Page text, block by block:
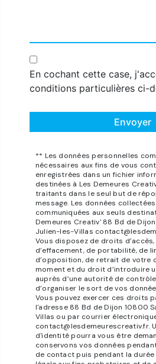
En cochant cette case,
conditions particulières ci-
Envoyer
** Les données personnelles
nécessaires aux fins de vous
enregistrées dans un fichier
destinées à Les Demeures
traitants dans le seul but de
message. Les données
communiquées aux seuls
Demeures Creativ' 88 Bd de
Julien-les-Villas
Vous disposez de droits
d’effacement, de portabilité, de
d’opposition, de retrait de votre
moment et du droit d’introduire
auprès d’une autorité de
d’organiser le sort de vos
Vous pouvez exercer ces droits
l'adresse 88 Bd de Dijon 10800
Villas ou par courrier
contact@lesdemeurescreativ.fr.
d'identité pourra vous être
conservons vos données
de contact puis pendant la